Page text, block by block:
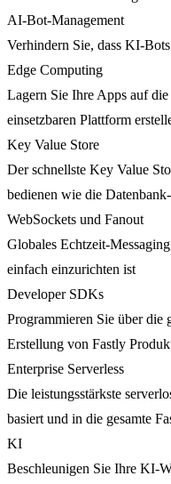
AI-Bot-Management
Verhindern Sie, dass KI-
Edge Computing
Lagern Sie Ihre Apps auf
einsetzbaren Plattform
Key Value Store
Der schnellste Key Value
bedienen wie die
WebSockets und Fanout
Globales Echtzeit-
einfach einzurichten ist
Developer SDKs
Programmieren Sie über die
Erstellung von Fastly
Enterprise Serverless
Die leistungsstärkste
basiert und in die gesamte
KI
Beschleunigen Sie Ihre KI-